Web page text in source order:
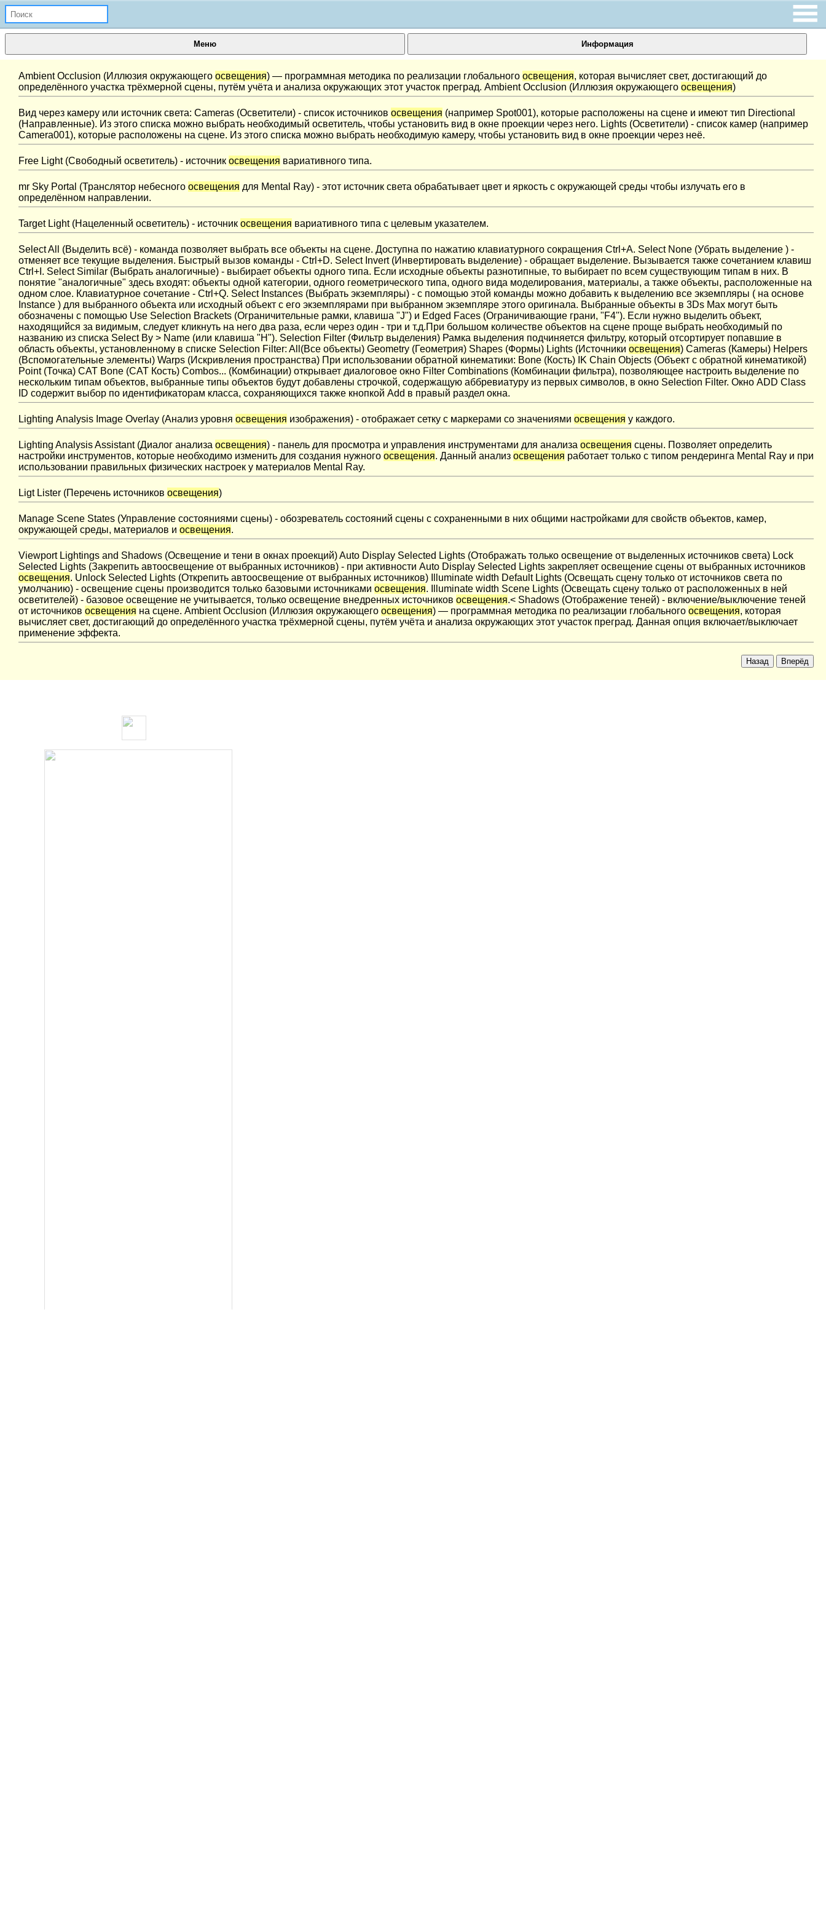
Меню Информация
Ambient Оcclusion (Иллюзия окружающего освещения) — программная методика по реализации глобального освещения, которая вычисляет свет, достигающий до
определённого участка трёхмерной сцены, путём учёта и анализа окружающих этот участок преград. Ambient Occlusion (Иллюзия окружающего освещения)
Вид через камеру или источник света: Cameras (Осветители) - список источников освещения (например Spot001), которые расположены на сцене и имеют тип Directional
(Направленные). Из этого списка можно выбрать необходимый осветитель, чтобы установить вид в окне проекции через него. Lights (Осветители) - список камер (например
Camera001), которые расположены на сцене. Из этого списка можно выбрать необходимую камеру, чтобы установить вид в окне проекции через неё.
Free Light (Свободный осветитель) - источник освещения вариативного типа.
mr Sky Portal (Транслятор небесного освещения для Mental Ray) - этот источник света обрабатывает цвет и яркость с окружающей среды чтобы излучать его в
определённом направлении.
Target Light (Нацеленный осветитель) - источник освещения вариативного типа с целевым указателем.
Select All (Выделить всё) - команда позволяет выбрать все объекты на сцене. Доступна по нажатию клавиатурного сокращения Ctrl+A. Select None (Убрать выделение ) -
отменяет все текущие выделения. Быстрый вызов команды - Ctrl+D. Select Invert (Инвертировать выделение) - обращает выделение. Вызывается также сочетанием клавиш
Ctrl+I. Select Similar (Выбрать аналогичные) - выбирает объекты одного типа. Если исходные объекты разнотипные, то выбирает по всем существующим типам в них. В
понятие "аналогичные" здесь входят: объекты одной категории, одного геометрического типа, одного вида моделирования, материалы, а также объекты, расположенные на
одном слое. Клавиатурное сочетание - Ctrl+Q. Select Instances (Выбрать экземпляры) - с помощью этой команды можно добавить к выделению все экземпляры ( на основе
Instance ) для выбранного объекта или исходный объект с его экземплярами при выбранном экземпляре этого оригинала. Выбранные объекты в 3Ds Max могут быть
обозначены с помощью Use Selection Brackets (Ограничительные рамки, клавиша "J") и Edged Faces (Ограничивающие грани, "F4"). Если нужно выделить объект,
находящийся за видимым, следует кликнуть на него два раза, если через один - три и т.д.При большом количестве объектов на сцене проще выбрать необходимый по
названию из списка Select By > Name (или клавиша "H"). Selection Filter (Фильтр выделения) Рамка выделения подчиняется фильтру, который отсортирует попавшие в
область объекты, установленному в списке Selection Filter: All(Все объекты) Geometry (Геометрия) Shapes (Формы) Lights (Источники освещения) Cameras (Камеры) Helpers
(Вспомогательные элементы) Warps (Искривления пространства) При использовании обратной кинематики: Bone (Кость) IK Chain Objects (Объект с обратной кинематикой)
Point (Точка) CAT Bone (СAT Кость) Combos... (Комбинации) открывает диалоговое окно Filter Combinations (Комбинации фильтра), позволяющее настроить выделение по
нескольким типам объектов, выбранные типы объектов будут добавлены строчкой, содержащую аббревиатуру из первых символов, в окно Selection Filter. Окно ADD Class
ID содержит выбор по идентификаторам класса, сохраняющихся также кнопкой Add в правый раздел окна.
Lighting Analysis Image Overlay (Анализ уровня освещения изображения) - отображает сетку с маркерами со значениями освещения у каждого.
Lighting Analysis Assistant (Диалог анализа освещения) - панель для просмотра и управления инструментами для анализа освещения сцены. Позволяет определить
настройки инструментов, которые необходимо изменить для создания нужного освещения. Данный анализ освещения работает только с типом рендеринга Mental Ray и при
использовании правильных физических настроек у материалов Mental Ray.
Ligt Lister (Перечень источников освещения)
Manage Scene States (Управление состояниями сцены) - обозреватель состояний сцены с сохраненными в них общими настройками для свойств объектов, камер,
окружающей среды, материалов и освещения.
Viewport Lightings and Shadows (Освещение и тени в окнах проекций) Auto Display Selected Lights (Отображать только освещение от выделенных источников света) Lock
Selected Lights (Закрепить автоосвещение от выбранных источников) - при активности Auto Display Selected Lights закрепляет освещение сцены от выбранных источников
освещения. Unlock Selected Lights (Открепить автоосвещение от выбранных источников) Illuminate width Default Lights (Освещать сцену только от источников света по
умолчанию) - освещение сцены производится только базовыми источниками освещения. Illuminate width Scene Lights (Освещать сцену только от расположенных в ней
осветителей) - базовое освещение не учитывается, только освещение внедренных источников освещения.< Shadows (Отображение теней) - включение/выключение теней
от источников освещения на сцене. Ambient Оcclusion (Иллюзия окружающего освещения) — программная методика по реализации глобального освещения, которая
вычисляет свет, достигающий до определённого участка трёхмерной сцены, путём учёта и анализа окружающих этот участок преград. Данная опция включает/выключает
применение эффекта.
Назад Вперёд